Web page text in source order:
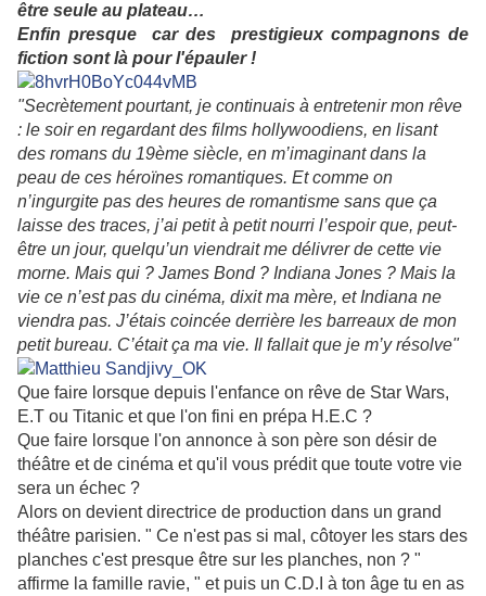
être seule au plateau…
Enfin presque car des prestigieux compagnons de
fiction sont là pour l'épauler !
"Secrètement pourtant, je continuais à entretenir mon rêve
: le soir en regardant des films hollywoodiens, en lisant
des romans du 19ème siècle, en m’imaginant dans la
peau de ces héroïnes romantiques. Et comme on
n’ingurgite pas des heures de romantisme sans que ça
laisse des traces, j’ai petit à petit nourri l’espoir que, peut-
être un jour, quelqu’un viendrait me délivrer de cette vie
morne. Mais qui ? James Bond ? Indiana Jones ? Mais la
vie ce n’est pas du cinéma, dixit ma mère, et Indiana ne
viendra pas. J’étais coincée derrière les barreaux de mon
petit bureau. C’était ça ma vie. Il fallait que je m’y résolve"
Que faire lorsque depuis l'enfance on rêve de Star Wars,
E.T ou Titanic et que l'on fini en prépa H.E.C ?
Que faire lorsque l'on annonce à son père son désir de
théâtre et de cinéma et qu'il vous prédit que toute votre vie
sera un échec ?
Alors on devient directrice de production dans un grand
théâtre parisien. " Ce n'est pas si mal, côtoyer les stars des
planches c'est presque être sur les planches, non ? "
affirme la famille ravie, " et puis un C.D.I à ton âge tu en as